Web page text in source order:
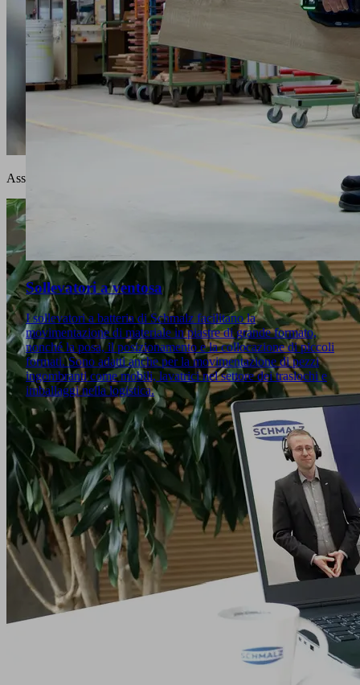
Assistenza
Sollevatori a ventosa
I sollevatori a batteria di Schmalz facilitano la
movimentazione di materiale in piastre di grande formato,
nonché la posa, il posizionamento e la collocazione di piccoli
formati. Sono adatti anche per la movimentazione di pezzi
ingombranti come mobili, lavatrici nel settore dei traslochi e
imballaggi nella logistica.